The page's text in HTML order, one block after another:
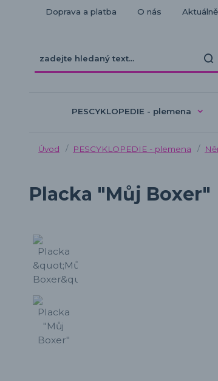
Doprava a platba O nás Aktuálně
PESCYKLOPEDIE - plemena
Úvod PESCYKLOPEDIE - plemena
Placka "Můj Boxer"